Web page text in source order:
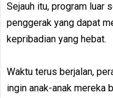
Sejauh itu, program luar
penggerak yang dapat
kepribadian yang hebat.
Waktu terus berjalan,
ingin anak-anak mereka